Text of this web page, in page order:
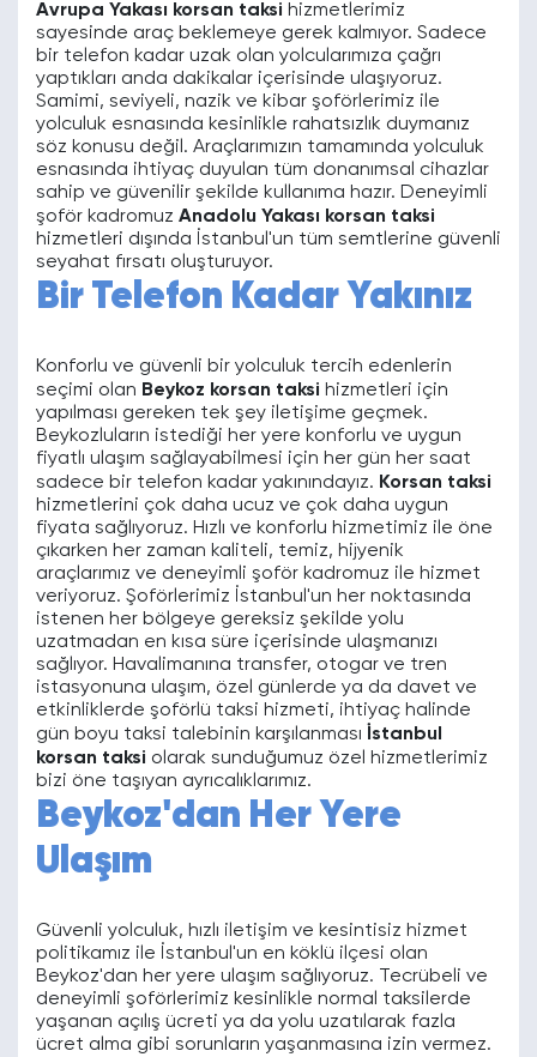
Avrupa Yakası korsan taksi hizmetlerimiz
sayesinde araç beklemeye gerek kalmıyor. Sadece
bir telefon kadar uzak olan yolcularımıza çağrı
yaptıkları anda dakikalar içerisinde ulaşıyoruz.
Samimi, seviyeli, nazik ve kibar şoförlerimiz ile
yolculuk esnasında kesinlikle rahatsızlık duymanız
söz konusu değil. Araçlarımızın tamamında yolculuk
esnasında ihtiyaç duyulan tüm donanımsal cihazlar
sahip ve güvenilir şekilde kullanıma hazır. Deneyimli
şoför kadromuz Anadolu Yakası korsan taksi
hizmetleri dışında İstanbul'un tüm semtlerine güvenli
seyahat fırsatı oluşturuyor.
Bir Telefon Kadar Yakınız
Konforlu ve güvenli bir yolculuk tercih edenlerin
seçimi olan Beykoz korsan taksi hizmetleri için
yapılması gereken tek şey iletişime geçmek.
Beykozluların istediği her yere konforlu ve uygun
fiyatlı ulaşım sağlayabilmesi için her gün her saat
sadece bir telefon kadar yakınındayız. Korsan taksi
hizmetlerini çok daha ucuz ve çok daha uygun
fiyata sağlıyoruz. Hızlı ve konforlu hizmetimiz ile öne
çıkarken her zaman kaliteli, temiz, hijyenik
araçlarımız ve deneyimli şoför kadromuz ile hizmet
veriyoruz. Şoförlerimiz İstanbul'un her noktasında
istenen her bölgeye gereksiz şekilde yolu
uzatmadan en kısa süre içerisinde ulaşmanızı
sağlıyor. Havalimanına transfer, otogar ve tren
istasyonuna ulaşım, özel günlerde ya da davet ve
etkinliklerde şoförlü taksi hizmeti, ihtiyaç halinde
gün boyu taksi talebinin karşılanması
İstanbul
korsan taksi olarak sunduğumuz özel hizmetlerimiz
bizi öne taşıyan ayrıcalıklarımız.
Beykoz'dan Her Yere
Ulaşım
Güvenli yolculuk, hızlı iletişim ve kesintisiz hizmet
politikamız ile İstanbul'un en köklü ilçesi olan
Beykoz'dan her yere ulaşım sağlıyoruz. Tecrübeli ve
deneyimli şoförlerimiz kesinlikle normal taksilerde
yaşanan açılış ücreti ya da yolu uzatılarak fazla
ücret alma gibi sorunların yaşanmasına izin vermez.